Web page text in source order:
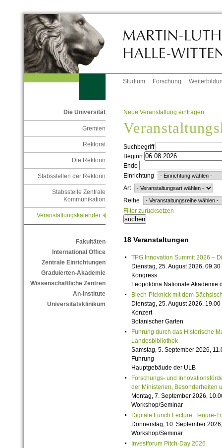
Studium Forschung
Die Universität
Gremien
Rektorat
Die Rektorin
Stabsstellen der Rektorin
Stabsstelle Zentrale
Kommunikation
Veranstaltungskalender
Fakultäten
International Office
Zentrale Einrichtungen
Graduierten-Akademie
Wissenschaftliche Zentren
An-Institute
Universitätsklinikum
Neue Veranstaltung eintragen
Suchbegriff
Beginn
Ende
Einrichtung
Art
Reihe
Filter zurücksetzen
18 Veranstaltungen
TPG Innovation Summit 2026 –
Dienstag, 25. August 2026,
Kongress
Leopoldina Nationale Akademie
Blech-Picknick mit dem
Dienstag, 25. August 2026,
Konzert
Botanischer Garten
Führung durch das Historische
Landesbibliothek
Samstag, 5. September 2026,
Führung
Hauptgebäude der ULB
Forschungs- und
der Ministerien, Besonderheiten
Montag, 7. September 2026,
Workshop/Seminar
Digitale Lunch Lecture: Tenure-
Donnerstag, 10. September
Workshop/Seminar
Investforum Pitch-Day 2026